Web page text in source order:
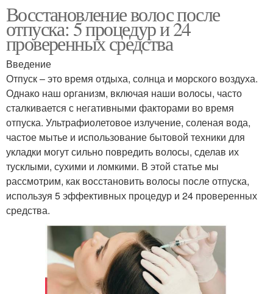
Восстановление волос после
отпуска: 5 процедур и 24
проверенных средства
Введение
Отпуск – это время отдыха, солнца и морского воздуха.
Однако наш организм, включая наши волосы, часто
сталкивается с негативными факторами во время
отпуска. Ультрафиолетовое излучение, соленая вода,
частое мытье и использование бытовой техники для
укладки могут сильно повредить волосы, сделав их
тусклыми, сухими и ломкими. В этой статье мы
рассмотрим, как восстановить волосы после отпуска,
используя 5 эффективных процедур и 24 проверенных
средства.